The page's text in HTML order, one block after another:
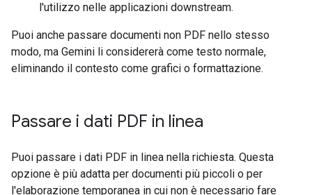
l'utilizzo nelle applicazioni downstream.
Puoi anche passare documenti non PDF nello stesso
modo, ma Gemini li considererà come testo normale,
eliminando il contesto come grafici o formattazione.
Passare i dati PDF in linea
Puoi passare i dati PDF in linea nella richiesta. Questa
opzione è più adatta per documenti più piccoli o per
l'elaborazione temporanea in cui non è necessario fare